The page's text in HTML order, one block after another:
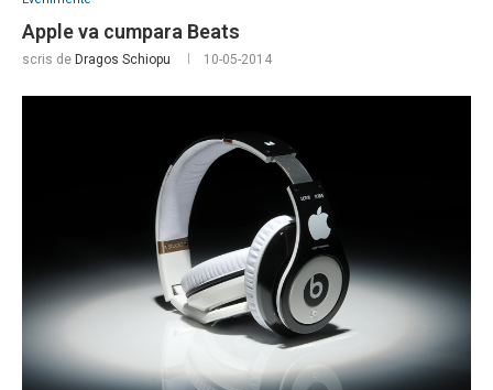
Apple va cumpara Beats
scris de Dragos Schiopu 10-05-2014